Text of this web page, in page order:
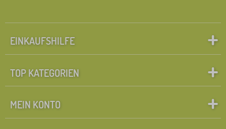
EINKAUFSHILFE
TOP KATEGORIEN
MEIN KONTO